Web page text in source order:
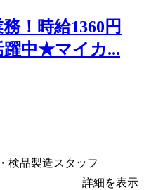
！時給1360円
躍中★マイカ...
検品製造スタッフ
詳細を表示